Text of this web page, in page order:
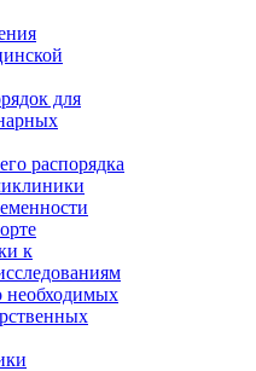
для
распорядка
к
необходимых